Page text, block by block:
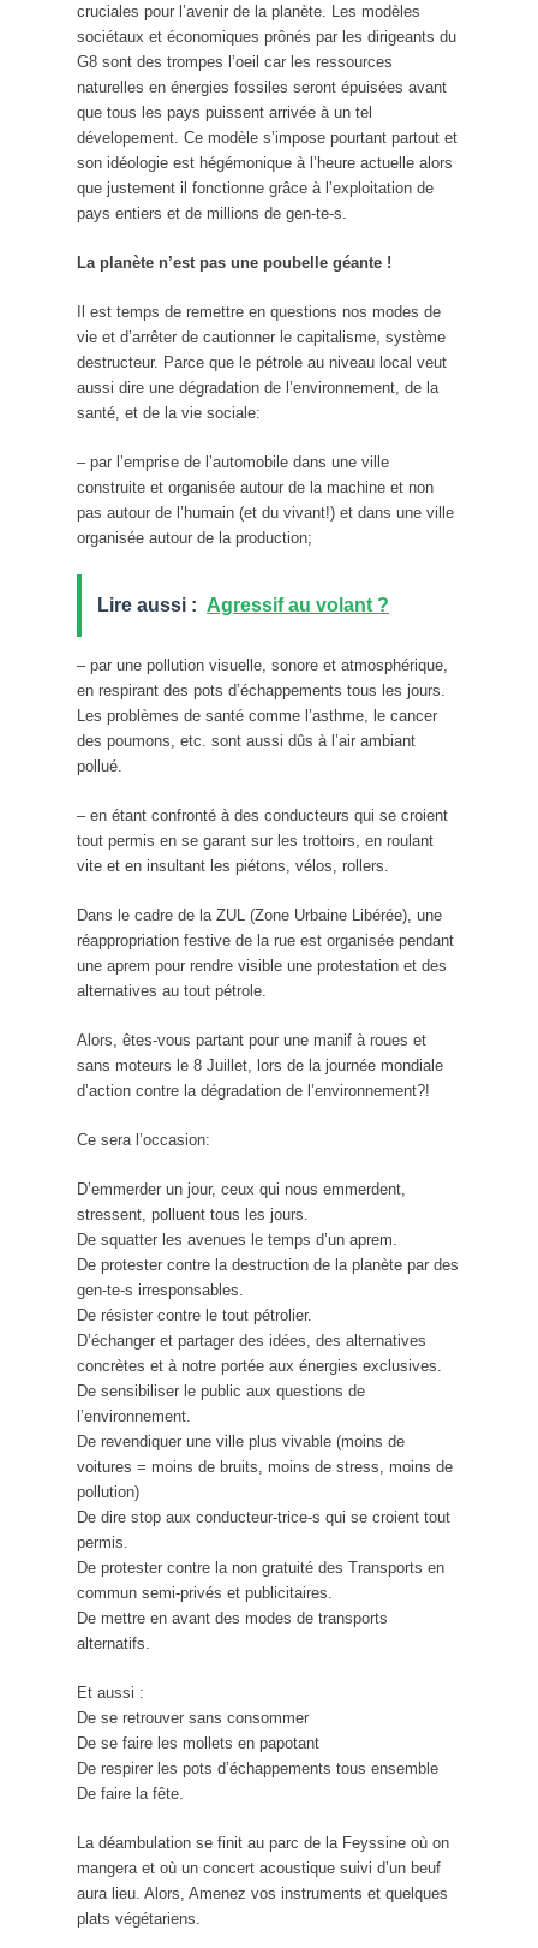
cruciales pour l’avenir de la planète. Les modèles
sociétaux et économiques prônés par les dirigeants du
G8 sont des trompes l’oeil car les ressources
naturelles en énergies fossiles seront épuisées avant
que tous les pays puissent arrivée à un tel
dévelopement. Ce modèle s’impose pourtant partout et
son idéologie est hégémonique à l’heure actuelle alors
que justement il fonctionne grâce à l’exploitation de
pays entiers et de millions de gen-te-s.
La planète n’est pas une poubelle géante !
Il est temps de remettre en questions nos modes de
vie et d’arrêter de cautionner le capitalisme, système
destructeur. Parce que le pétrole au niveau local veut
aussi dire une dégradation de l’environnement, de la
santé, et de la vie sociale:
– par l’emprise de l’automobile dans une ville
construite et organisée autour de la machine et non
pas autour de l’humain (et du vivant!) et dans une ville
organisée autour de la production;
Lire aussi : Agressif au volant ?
– par une pollution visuelle, sonore et atmosphérique,
en respirant des pots d’échappements tous les jours.
Les problèmes de santé comme l’asthme, le cancer
des poumons, etc. sont aussi dûs à l’air ambiant
pollué.
– en étant confronté à des conducteurs qui se croient
tout permis en se garant sur les trottoirs, en roulant
vite et en insultant les piétons, vélos, rollers.
Dans le cadre de la ZUL (Zone Urbaine Libérée), une
réappropriation festive de la rue est organisée pendant
une aprem pour rendre visible une protestation et des
alternatives au tout pétrole.
Alors, êtes-vous partant pour une manif à roues et
sans moteurs le 8 Juillet, lors de la journée mondiale
d’action contre la dégradation de l’environnement?!
Ce sera l’occasion:
D’emmerder un jour, ceux qui nous emmerdent,
stressent, polluent tous les jours.
De squatter les avenues le temps d’un aprem.
De protester contre la destruction de la planète par des
gen-te-s irresponsables.
De résister contre le tout pétrolier.
D’échanger et partager des idées, des alternatives
concrètes et à notre portée aux énergies exclusives.
De sensibiliser le public aux questions de
l’environnement.
De revendiquer une ville plus vivable (moins de
voitures = moins de bruits, moins de stress, moins de
pollution)
De dire stop aux conducteur-trice-s qui se croient tout
permis.
De protester contre la non gratuité des Transports en
commun semi-privés et publicitaires.
De mettre en avant des modes de transports
alternatifs.
Et aussi :
De se retrouver sans consommer
De se faire les mollets en papotant
De respirer les pots d’échappements tous ensemble
De faire la fête.
La déambulation se finit au parc de la Feyssine où on
mangera et où un concert acoustique suivi d’un beuf
aura lieu. Alors, Amenez vos instruments et quelques
plats végétariens.